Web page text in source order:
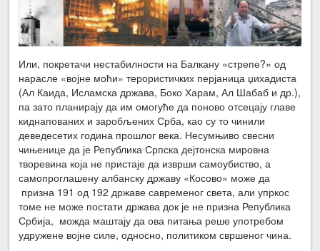
Или, покретачи нестабилности на Балкану «стрепе?» од
нарасле «војне моћи» терористичких перјаница џихадиста
(Ал Каида, Исламска држава, Боко Харам, Ал Шабаб и др.),
па зато планирају да им омогуће да поново отсецају главе
киднапованих и заробљених Срба, као су то чинили
деведесетих година прошлог века. Несумњиво свесни
чињенице да је Република Српска дејтонска мировна
творевина која не пристаје да изврши самоубиство, а
самопроглашену албанску државу «Косово» може да
призна 191 од 192 државе савременог света, али упркос
томе не може постати држава док је не призна Република
Србија, можда маштају да ова питања реше употребом
удружене војне силе, односно, политиком свршеног чина.